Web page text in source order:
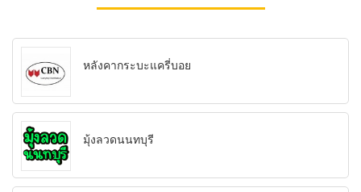
หลังคากระบะแครี่บอย
มุ้งลวดนนทบุรี